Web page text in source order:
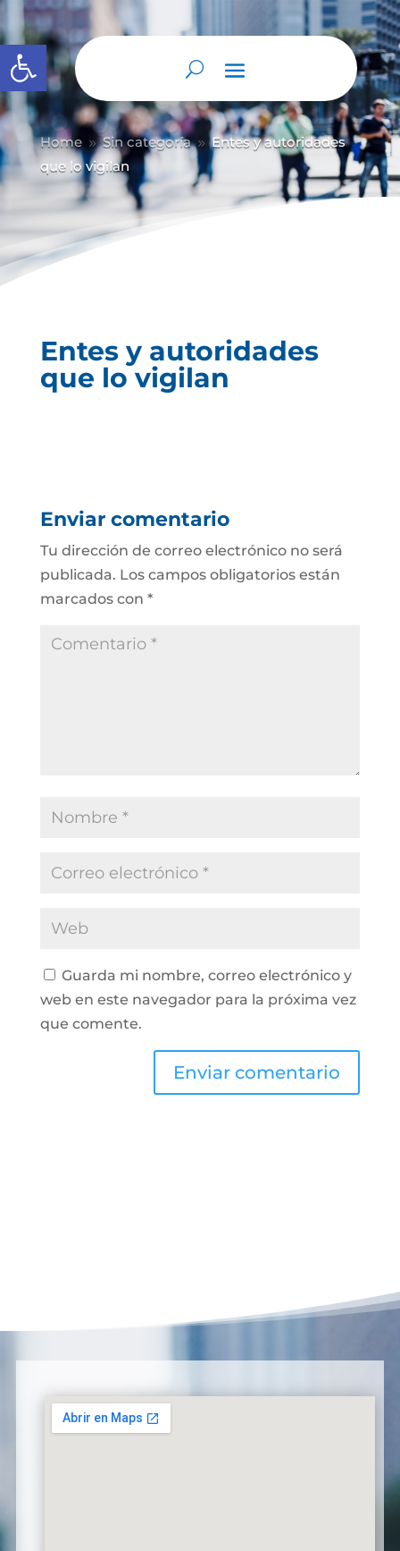
Abrir barra de herramientas
Home 9 Sin categoría 9 Entes y autoridades
que lo vigilan
Entes y autoridades
que lo vigilan
Enviar comentario
Tu dirección de correo electrónico no será
publicada. Los campos obligatorios están
marcados con *
Guarda mi nombre, correo electrónico y
web en este navegador para la próxima vez
que comente.